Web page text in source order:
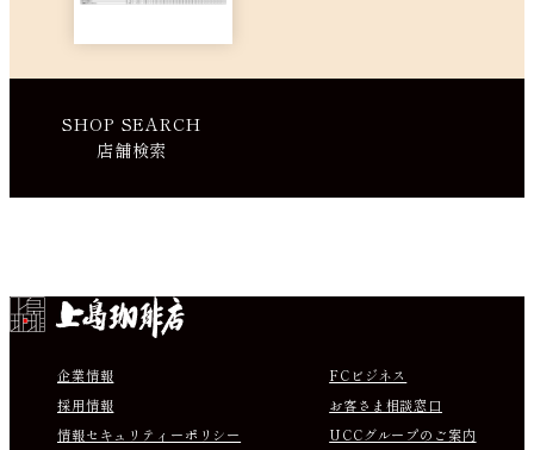
SHOP SEARCH
店舗検索
企業情報
採用情報
情報セキュリティーポリシー
FCビジネス
お客さま相談窓口
UCCグループのご案内